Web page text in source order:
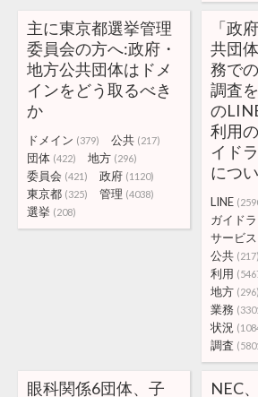
主に東京都選挙管理
委員会の方へ:政府・
地方公共団体はドメ
インをどう取るべき
か
ドメイン (379) 公共 (217)
団体 (422) 地方 (296)
委員会 (421) 政府 (1120)
東京都 (325) 管理 (4038)
選挙 (208)
「政
共団
務で
調査
の
利用
イド
につ
LINE
ガイド
サービス
公共 (217)
利用
地方 (296)
業務
状況
調査
眼科関係6団体、子 NEC